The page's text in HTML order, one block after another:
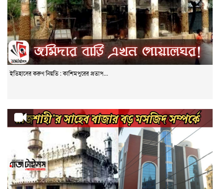
ইতিহাসের করুণ নিয়তি : কাশিমপুরের প্রতাপ...